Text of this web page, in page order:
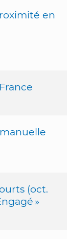
en
(oct.
»